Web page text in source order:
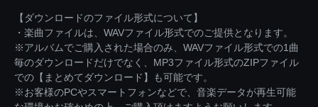
【ダウンロードのファイル形式について】
・楽曲ファイルは、WAVファイル形式でのご提供となります。
※アルバムでご購入された場合のみ、WAVファイル形式での1曲
毎のダウンロードだけでなく、MP3ファイル形式のZIPファイル
での【まとめてダウンロード】も可能です。
※お客様のPCやスマートフォンなどで、音楽データが再生可能